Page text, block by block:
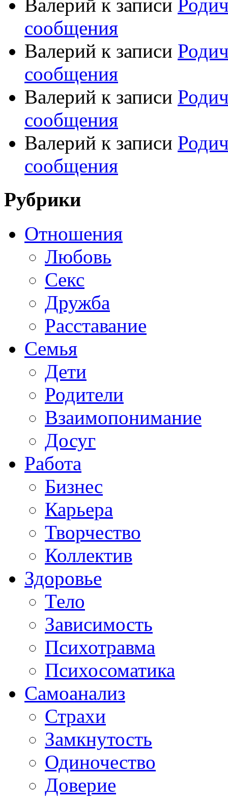
Валерий к записи
сообщения
Валерий к записи
сообщения
Валерий к записи
сообщения
Валерий к записи
сообщения
Рубрики
Отношения
Любовь
Секс
Дружба
Расставание
Семья
Дети
Родители
Взаимопонимание
Досуг
Работа
Бизнес
Карьера
Творчество
Коллектив
Здоровье
Тело
Зависимость
Психотравма
Психосоматика
Самоанализ
Страхи
Замкнутость
Одиночество
Доверие